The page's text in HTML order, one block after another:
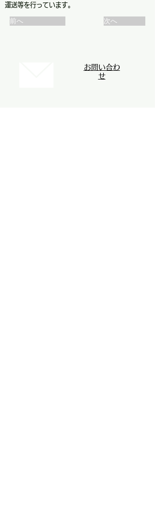
運送等を行っています。
前へ 次へ
お問い合わ
せ